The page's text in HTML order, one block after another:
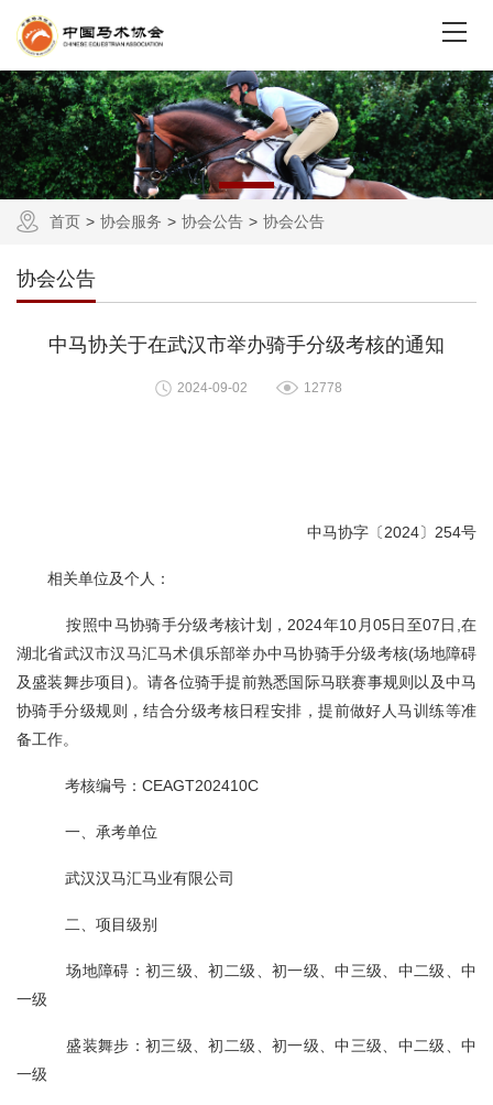
首页 协会服务 协会公告 协会公告
协会公告
中马协关于在武汉市举办骑手分级考核的通知
2024-09-02 12778
中马协字〔2024〕254号
相关单位及个人：
按照中马协骑手分级考核计划，2024年10月05日至07日,在
湖北省武汉市汉马汇马术俱乐部举办中马协骑手分级考核(场地障碍
及盛装舞步项目)。请各位骑手提前熟悉国际马联赛事规则以及中马
协骑手分级规则，结合分级考核日程安排，提前做好人马训练等准
备工作。
考核编号：CEAGT202410C
一、承考单位
武汉汉马汇马业有限公司
二、项目级别
场地障碍：初三级、初二级、初一级、中三级、中二级、中
一级
盛装舞步：初三级、初二级、初一级、中三级、中二级、中
一级